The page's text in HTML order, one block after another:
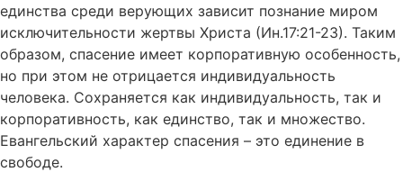
единства среди верующих зависит познание миром
исключительности жертвы Христа (Ин.17:21-23). Таким
образом, спасение имеет корпоративную особенность,
но при этом не отрицается индивидуальность
человека. Сохраняется как индивидуальность, так и
корпоративность, как единство, так и множество.
Евангельский характер спасения – это единение в
свободе.